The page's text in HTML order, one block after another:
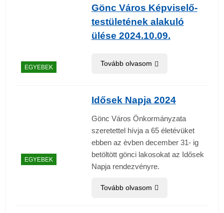
EGYEBEK
Gönc Város Képviselő-
testületének alakuló
ülése 2024.10.09.
Tovább olvasom
EGYEBEK
Idősek Napja 2024
Gönc Város Önkormányzata
szeretettel hívja a 65 életévüket
ebben az èvben december 31- ig
betöltött gönci lakosokat az Idősek
Napja rendezvényre.
Tovább olvasom